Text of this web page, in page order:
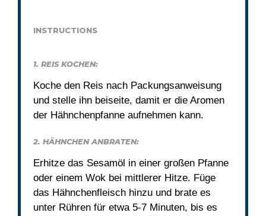
INSTRUCTIONS
1. REIS KOCHEN:
Koche den Reis nach Packungsanweisung
und stelle ihn beiseite, damit er die Aromen
der Hähnchenpfanne aufnehmen kann.
2. HÄHNCHEN ANBRATEN:
Erhitze das Sesamöl in einer großen Pfanne
oder einem Wok bei mittlerer Hitze. Füge
das Hähnchenfleisch hinzu und brate es
unter Rühren für etwa 5-7 Minuten, bis es